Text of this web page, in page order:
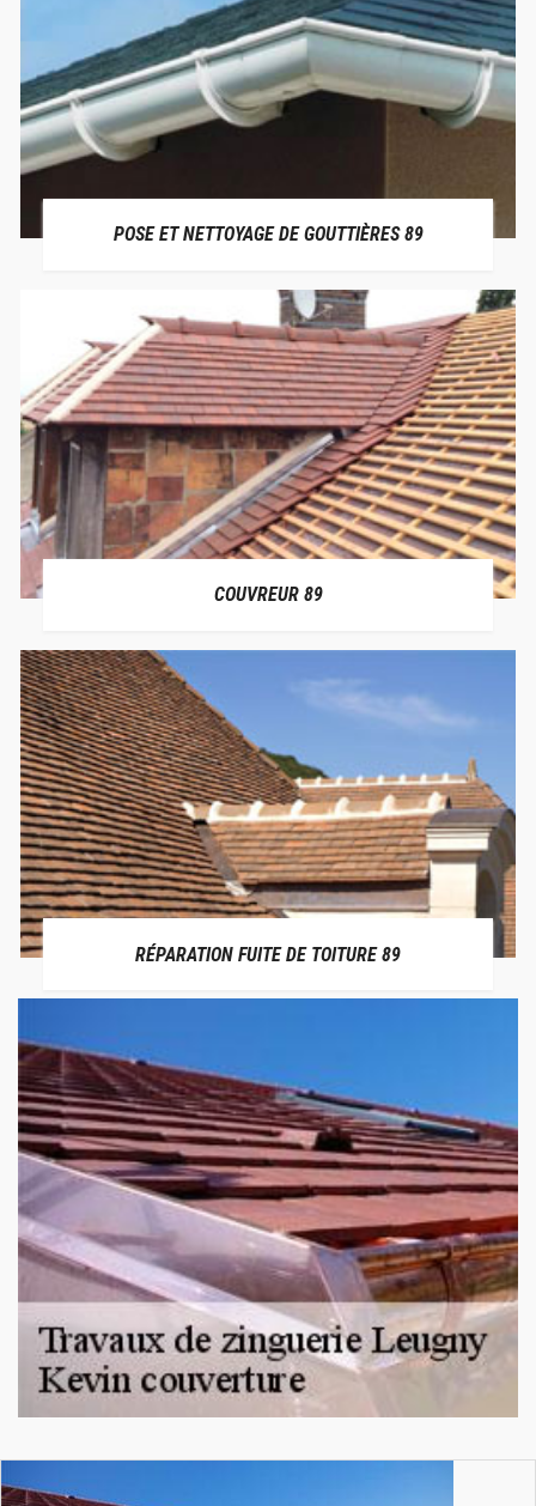
POSE ET NETTOYAGE DE GOUTTIÈRES 89
COUVREUR 89
RÉPARATION FUITE DE TOITURE 89